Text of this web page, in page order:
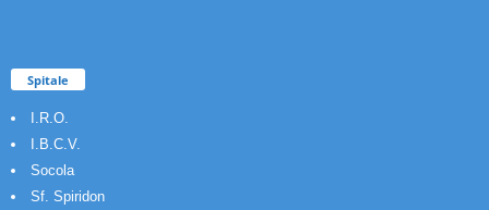
Spitale
I.R.O.
I.B.C.V.
Socola
Sf. Spiridon